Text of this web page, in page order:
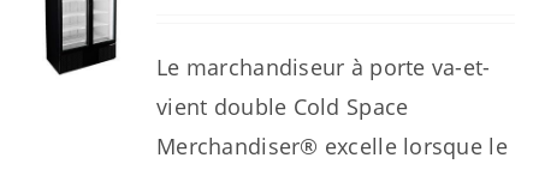
Le marchandiseur à porte va-et-
vient double Cold Space
Merchandiser® excelle lorsque le